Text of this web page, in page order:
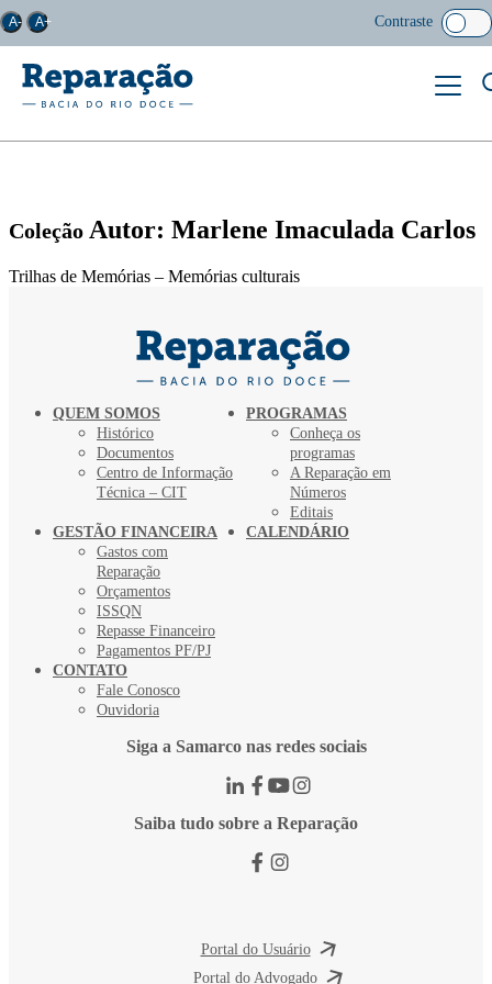
A- A+ Contraste
Coleção Autor: Marlene Imaculada Carlos
Trilhas de Memórias – Memórias culturais
QUEM SOMOS
Histórico
Documentos
Centro de Informação
Técnica – CIT
PROGRAMAS
Conheça os
programas
A Reparação em
Números
Editais
GESTÃO FINANCEIRA
Gastos com
Reparação
Orçamentos
ISSQN
Repasse Financeiro
Pagamentos PF/PJ
CALENDÁRIO
CONTATO
Fale Conosco
Ouvidoria
Siga a Samarco nas redes sociais
Saiba tudo sobre a Reparação
Portal do Usuário
Portal do Advogado